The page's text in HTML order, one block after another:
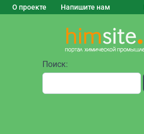
О проекте Напишите нам
Поиск: